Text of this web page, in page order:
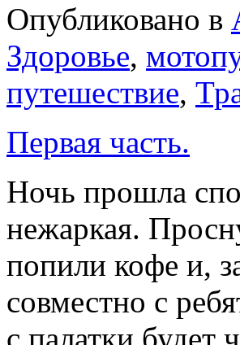
Опубликовано в
Здоровье,
путешествие,
Первая часть.
Ночь прошла
нежаркая.
попили кофе и,
совместно с
с палатки будет